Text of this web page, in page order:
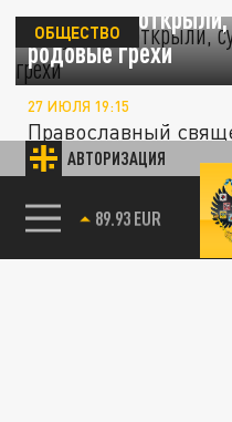
АВТОРИЗАЦИЯ
85.64 BRENT
Верующим
родовые грехи
ОБЩЕСТВО
27 ИЮЛЯ 19:15
Православный
Береговой
ветхозаветную